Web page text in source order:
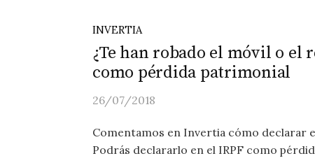
INVERTIA
¿Te han robado el móvil o el
como pérdida patrimonial
26/07/2018
Comentamos en Invertia cómo declarar
Podrás declararlo en el IRPF como